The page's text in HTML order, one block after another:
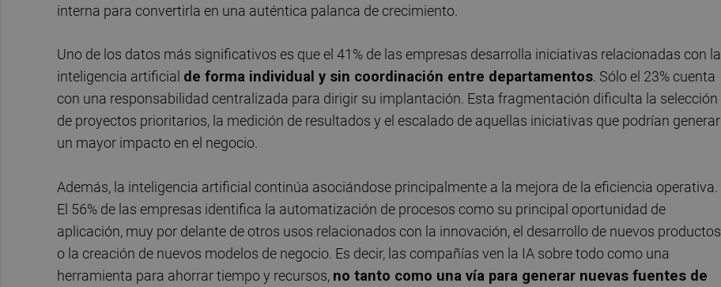
interna para convertirla en una auténtica palanca de crecimiento.
Uno de los datos más significativos es que el 41% de las empresas desarrolla iniciativas relacionadas con la
inteligencia artificial de forma individual y sin coordinación entre departamentos. Sólo el 23% cuenta
con una responsabilidad centralizada para dirigir su implantación. Esta fragmentación dificulta la selección
de proyectos prioritarios, la medición de resultados y el escalado de aquellas iniciativas que podrían generar
un mayor impacto en el negocio.
Además, la inteligencia artificial continúa asociándose principalmente a la mejora de la eficiencia operativa.
El 56% de las empresas identifica la automatización de procesos como su principal oportunidad de
aplicación, muy por delante de otros usos relacionados con la innovación, el desarrollo de nuevos productos
o la creación de nuevos modelos de negocio. Es decir, las compañías ven la IA sobre todo como una
herramienta para ahorrar tiempo y recursos, no tanto como una vía para generar nuevas fuentes de